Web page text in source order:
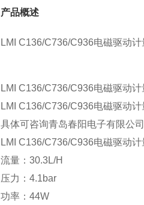
产品概述
LMI C136/C736/C936电磁驱动计
LMI C136/C736/C936电磁驱动
LMI C136/C736/C936电磁驱动
具体可咨询青岛春阳电子有限公司
LMI C136/C736/C936电磁驱动计
流量：30.3L/H
压力：4.1bar
功率：44W